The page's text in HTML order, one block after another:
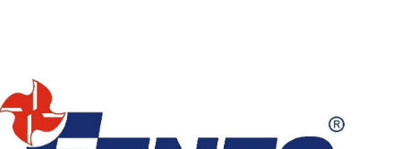
чтобы получить нужный
результат за один проход при
продольном распиле
древесины.
результат за один проход при
продольном распиле